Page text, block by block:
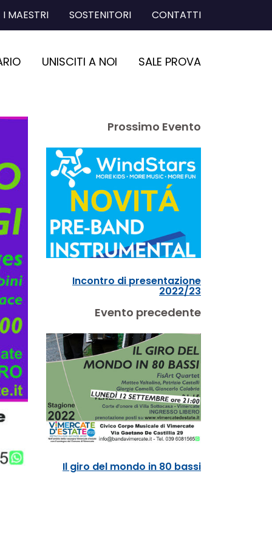
I MAESTRI SOSTENITORI CONTATTI
UNISCITI A NOI SALE PROVA
Prossimo Evento
Incontro di presentazione
2022/23
Evento precedente
Il giro del mondo in 80 bassi